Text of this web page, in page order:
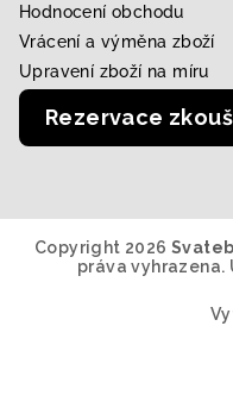
Hodnocení obchodu
Vrácení a výměna zboží
Upravení zboží na míru
Rezervace
Copyright 2026
práva vyhrazena.